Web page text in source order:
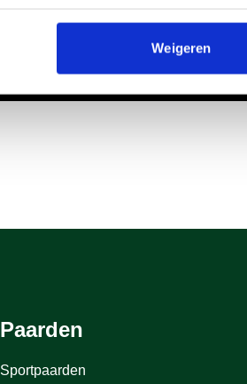
Weigeren
Paarden
Sportpaarden